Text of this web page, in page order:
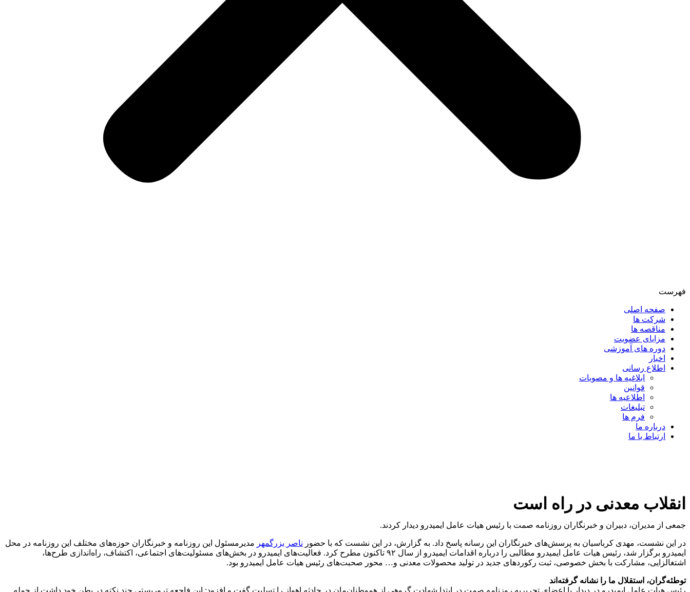
فهرست
صفحه اصلی
شرکت ها
مناقصه ها
مزایای عضویت
دوره های آموزشی
اخبار
اطلاع رسانی
ابلاغیه ها و مصوبات
قوانین
اطلاعیه ها
تبلیغات
فرم ها
درباره ما
ارتباط با ما
انقلاب معدنی در راه است
جمعی از مدیران، دبیران و خبرنگاران روزنامه صمت با رئیس هیات عامل ایمیدرو دیدار کردند.
در این نشست، مهدی کرباسیان به پرسش‌های خبرنگاران این رسانه پاسخ داد. به گزارش، در این نشست که با حضور ناصر بزرگمهر مدیرمسئول این روزنامه و خبرنگاران حوزه‌های مختلف این روزنامه در محل
ایمیدرو برگزار شد، رئیس هیات عامل ایمیدرو مطالبی را درباره اقدامات ایمیدرو از سال ۹۲ تاکنون مطرح کرد. فعالیت‌های ایمیدرو در بخش‌های مسئولیت‌های اجتماعی، اکتشاف، راه‌اندازی طرح‌ها،
اشتغالزایی، مشارکت با بخش خصوصی، ثبت رکوردهای جدید در تولید محصولات معدنی و… محور صحبت‌های رئیس هیات عامل ایمیدرو بود.
توطئه‌گران، استقلال ما را نشانه گرفته‌اند
رئیس هیات عامل ایمیدرو در دیدار با اعضای تحریریه روزنامه صمت در ابتدا شهادت گروهی از هموطنان‌مان در حادثه اهواز را تسلیت گفت و افزود: این فاجعه تروریستی چند نکته در بطن خود داشت از جمله